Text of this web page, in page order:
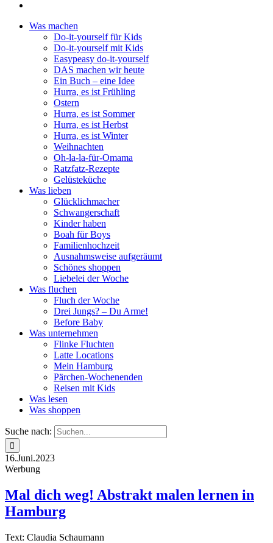
Was machen
Do-it-yourself für Kids
Do-it-yourself mit Kids
Easypeasy do-it-yourself
DAS machen wir heute
Ein Buch – eine Idee
Hurra, es ist Frühling
Ostern
Hurra, es ist Sommer
Hurra, es ist Herbst
Hurra, es ist Winter
Weihnachten
Oh-la-la-für-Omama
Ratzfatz-Rezepte
Gelüsteküche
Was lieben
Glücklichmacher
Schwangerschaft
Kinder haben
Boah für Boys
Familienhochzeit
Ausnahmsweise aufgeräumt
Schönes shoppen
Liebelei der Woche
Was fluchen
Fluch der Woche
Drei Jungs? – Du Arme!
Before Baby
Was unternehmen
Flinke Fluchten
Latte Locations
Mein Hamburg
Pärchen-Wochenenden
Reisen mit Kids
Was lesen
Was shoppen
Suche nach:
16.Juni.2023
Werbung
Mal dich weg! Abstrakt malen lernen in
Hamburg
Text: Claudia Schaumann